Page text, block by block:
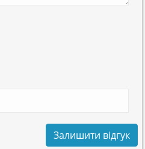
Залишити відгук